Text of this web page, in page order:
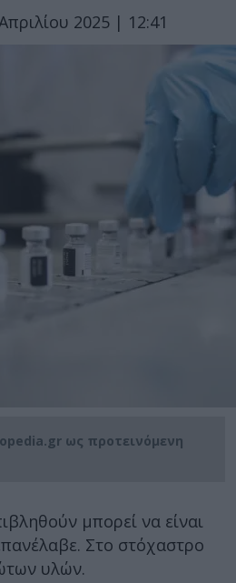
2025 | 12:41
ως προτεινόμενη
μπορεί να είναι
Στο στόχαστρο
υλών.